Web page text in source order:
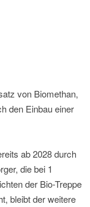
von Biomethan,
den Einbau einer
ab 2028 durch
die bei 1
der Bio-Treppe
bleibt der weitere